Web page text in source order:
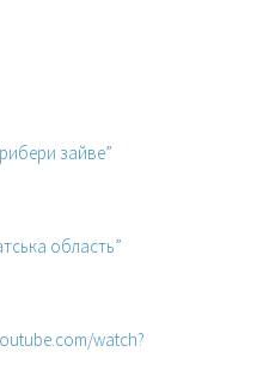
зайве”
область”
watch?